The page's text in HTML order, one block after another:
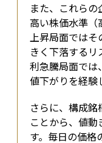
また、これら
高い株価水準（
上昇局面ではそ
きく下落するリ
利急騰局面では
値下がりを経験
さらに、構成
ことから、値
す。毎日の価格